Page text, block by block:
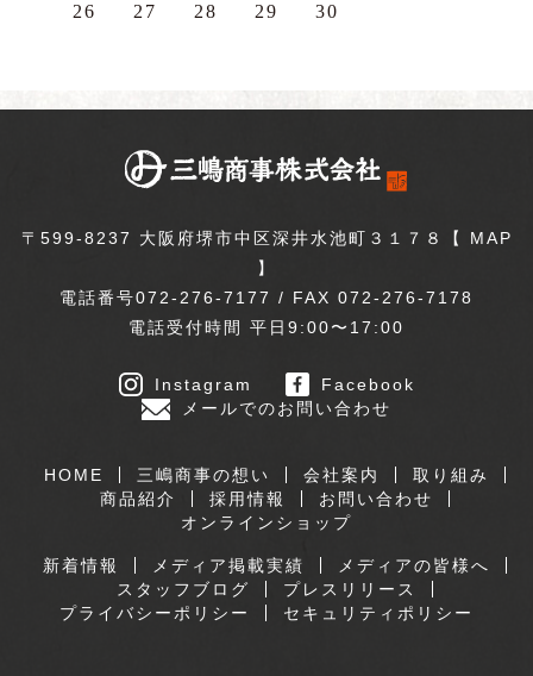
26 27 28 29 30
〒599-8237 大阪府堺市中区深井水池町３１７８【 MAP
】
電話番号072-276-7177 / FAX 072-276-7178
電話受付時間 平日9:00〜17:00
Instagram
Facebook
メールでのお問い合わせ
HOME 三嶋商事の想い 会社案内
取り組み
商品紹介
採用情報
お問い合わせ
オンラインショップ
新着情報 メディア掲載実績
メディアの皆様へ
スタッフブログ
プレスリリース
プライバシーポリシー
セキュリティポリシー